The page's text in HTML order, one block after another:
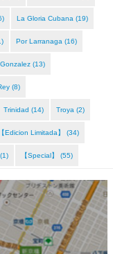
La Gloria Cubana (19)
Por Larranaga (16)
(13)
(8)
Trinidad (14) Troya (2)
【Edicion Limitada】 (34)
【Special】 (55)